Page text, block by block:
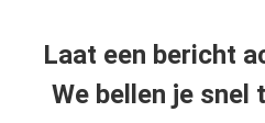
Laat een bericht
We bellen je snel